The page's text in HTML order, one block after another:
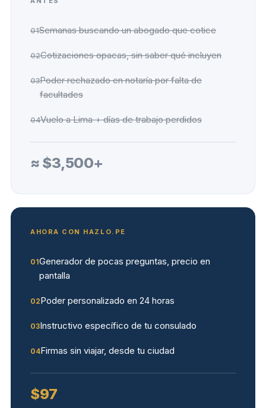
01Semanas buscando un abogado que cotice
02Cotizaciones opacas, sin saber qué incluyen
03Poder rechazado en notaría por falta de
facultades
04Vuelo a Lima + días de trabajo perdidos
≈ $3,500+
AHORA CON HAZLO.PE
01Generador de pocas preguntas, precio en
pantalla
02Poder personalizado en 24 horas
03Instructivo específico de tu consulado
04Firmas sin viajar, desde tu ciudad
$97